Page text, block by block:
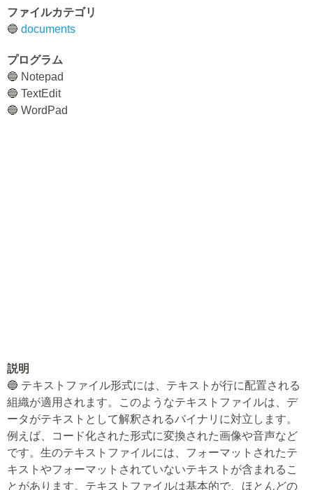
ファイルカテゴリ
🔵 documents
プログラム
🔵 Notepad
🔵 TextEdit
🔵 WordPad
説明
🔵 テキストファイル形式には、テキストが行に配置される
組織が適用されます。このようなテキストファイルは、デ
ータがテキストとして解釈されるバイナリに対立します。
例えば、コード化された形式に変換された画像や音声など
です。生のテキストファイルには、フォーマットされたテ
キストやフォーマットされていないテキストが含まれるこ
とがあります。テキストファイルは基本的で、ほとんどの